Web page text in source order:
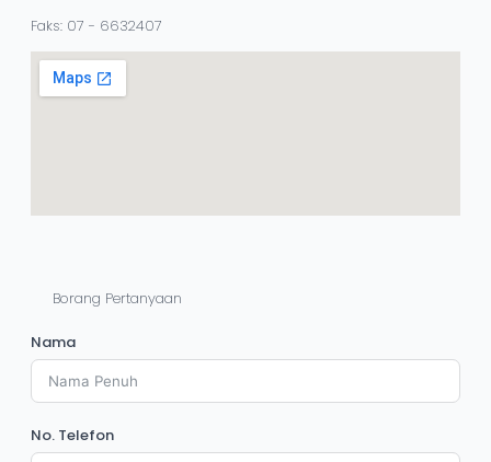
Faks: 07 - 6632407
Borang Pertanyaan
Nama
No. Telefon